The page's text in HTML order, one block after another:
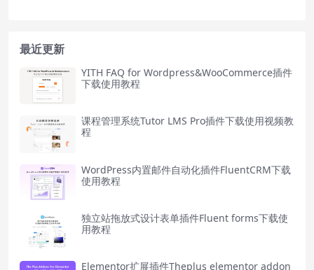
最近更新
YITH FAQ for Wordpress&WooCommerce插件
下载使用教程
课程管理系统Tutor LMS Pro插件下载使用视频教
程
WordPress内置邮件自动化插件FluentCRM下载
使用教程
独立站拖放式设计表单插件Fluent forms下载使
用教程
Elementor扩展插件Theplus elementor addon